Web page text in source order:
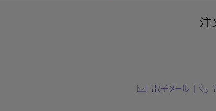
注
電子メール |